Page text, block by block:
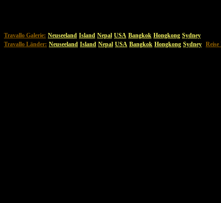
Travallo Galerie: Neuseeland Island Nepal USA Bangkok Hongkong Sydney
Travallo Länder: Neuseeland Island Nepal USA Bangkok Hongkong Sydney Reise